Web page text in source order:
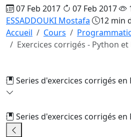
07 Feb 2017 07 Feb 2017
ESSADDOUKI Mostafa
12 min
Accueil
Cours
Exercices corrigés - Python et
Series d'exercices corrigés en
Series d'exercices corrigés en